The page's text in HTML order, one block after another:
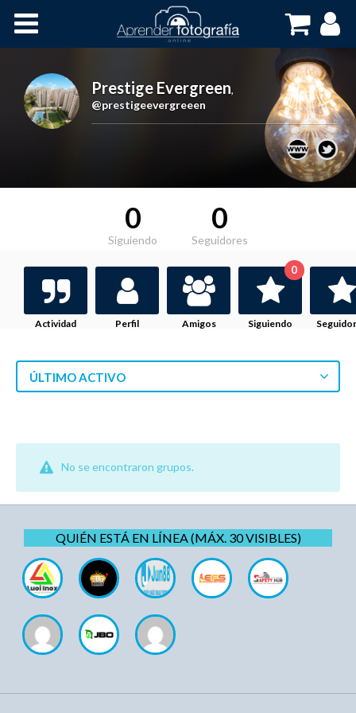
Cursos OnLine
Prestige Evergreen,
@prestigeevergreeen
0
Siguiendo
0
Seguidores
Actividad Perfil Amigos Siguiendo
0
ÚLTIMO ACTIVO
No se encontraron grupos.
QUIÉN ESTÁ EN LÍNEA (MÁX. 30 VISIBLES)